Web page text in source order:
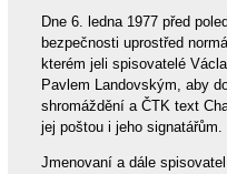
Dne 6. ledna 1977 před
bezpečnosti uprostřed
kterém jeli spisovatelé
Pavlem Landovským, aby
shromáždění a ČTK text
jej poštou i jeho signatářům.
Jmenovaní a dále